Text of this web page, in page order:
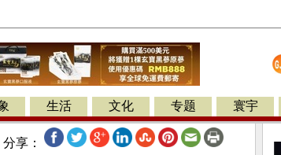
生活 文化 专题 寰宇
享：